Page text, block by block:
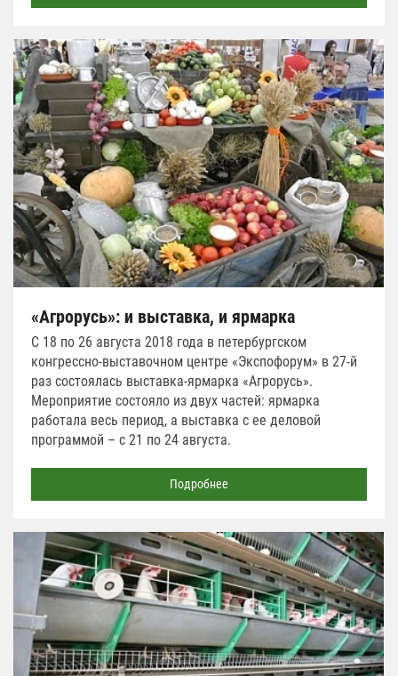
«Агрорусь»: и выставка, и ярмарка
С 18 по 26 августа 2018 года в петербургском
конгрессно-выставочном центре «Экспофорум» в 27-й
раз состоялась выставка-ярмарка «Агрорусь».
Мероприятие состояло из двух частей: ярмарка
работала весь период, а выставка с ее деловой
программой – с 21 по 24 августа.
Подробнее